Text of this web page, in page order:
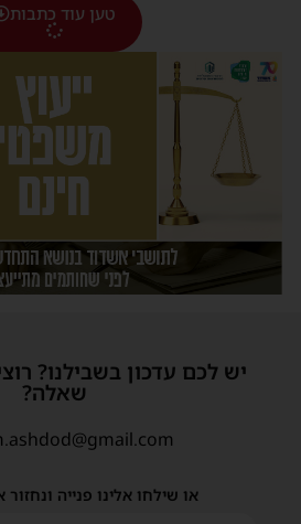
טען עוד כתבות
יש לכם עדכון בשבילנו?
שאלה?
או שילחו אלינו פנייה